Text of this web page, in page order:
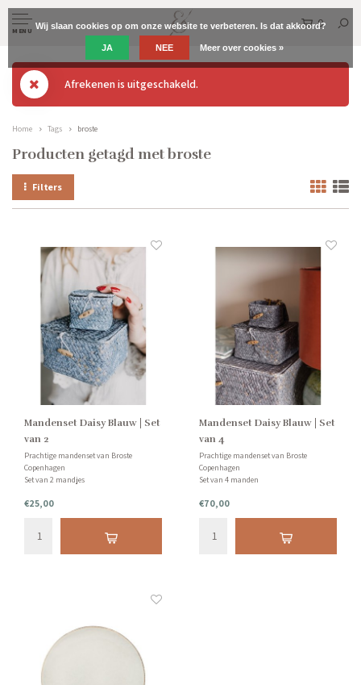
MENU
0
Afrekenen is uitgeschakeld.
Home Tags broste
Producten getagd met broste
Filters
Mandenset Daisy Blauw | Set
van 2
Prachtige mandenset van Broste
Copenhagen
Set van 2 mandjes
€25,00
Mandenset Daisy Blauw | Set
van 4
Prachtige mandenset van Broste
Copenhagen
Set van 4 manden
€70,00
Wij slaan cookies op om onze website te verbeteren. Is dat akkoord?
JA NEE Meer over cookies »